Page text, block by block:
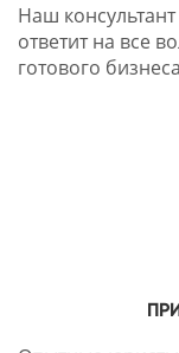
Наш
ответит на все
готового бизнеса